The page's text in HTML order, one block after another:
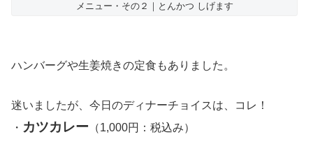
メニュー・その２｜とんかつ しげます
ハンバーグや生姜焼きの定食もありました。
迷いましたが、今日のディナーチョイスは、コレ！
・ カツカレー （1,000円：税込み）